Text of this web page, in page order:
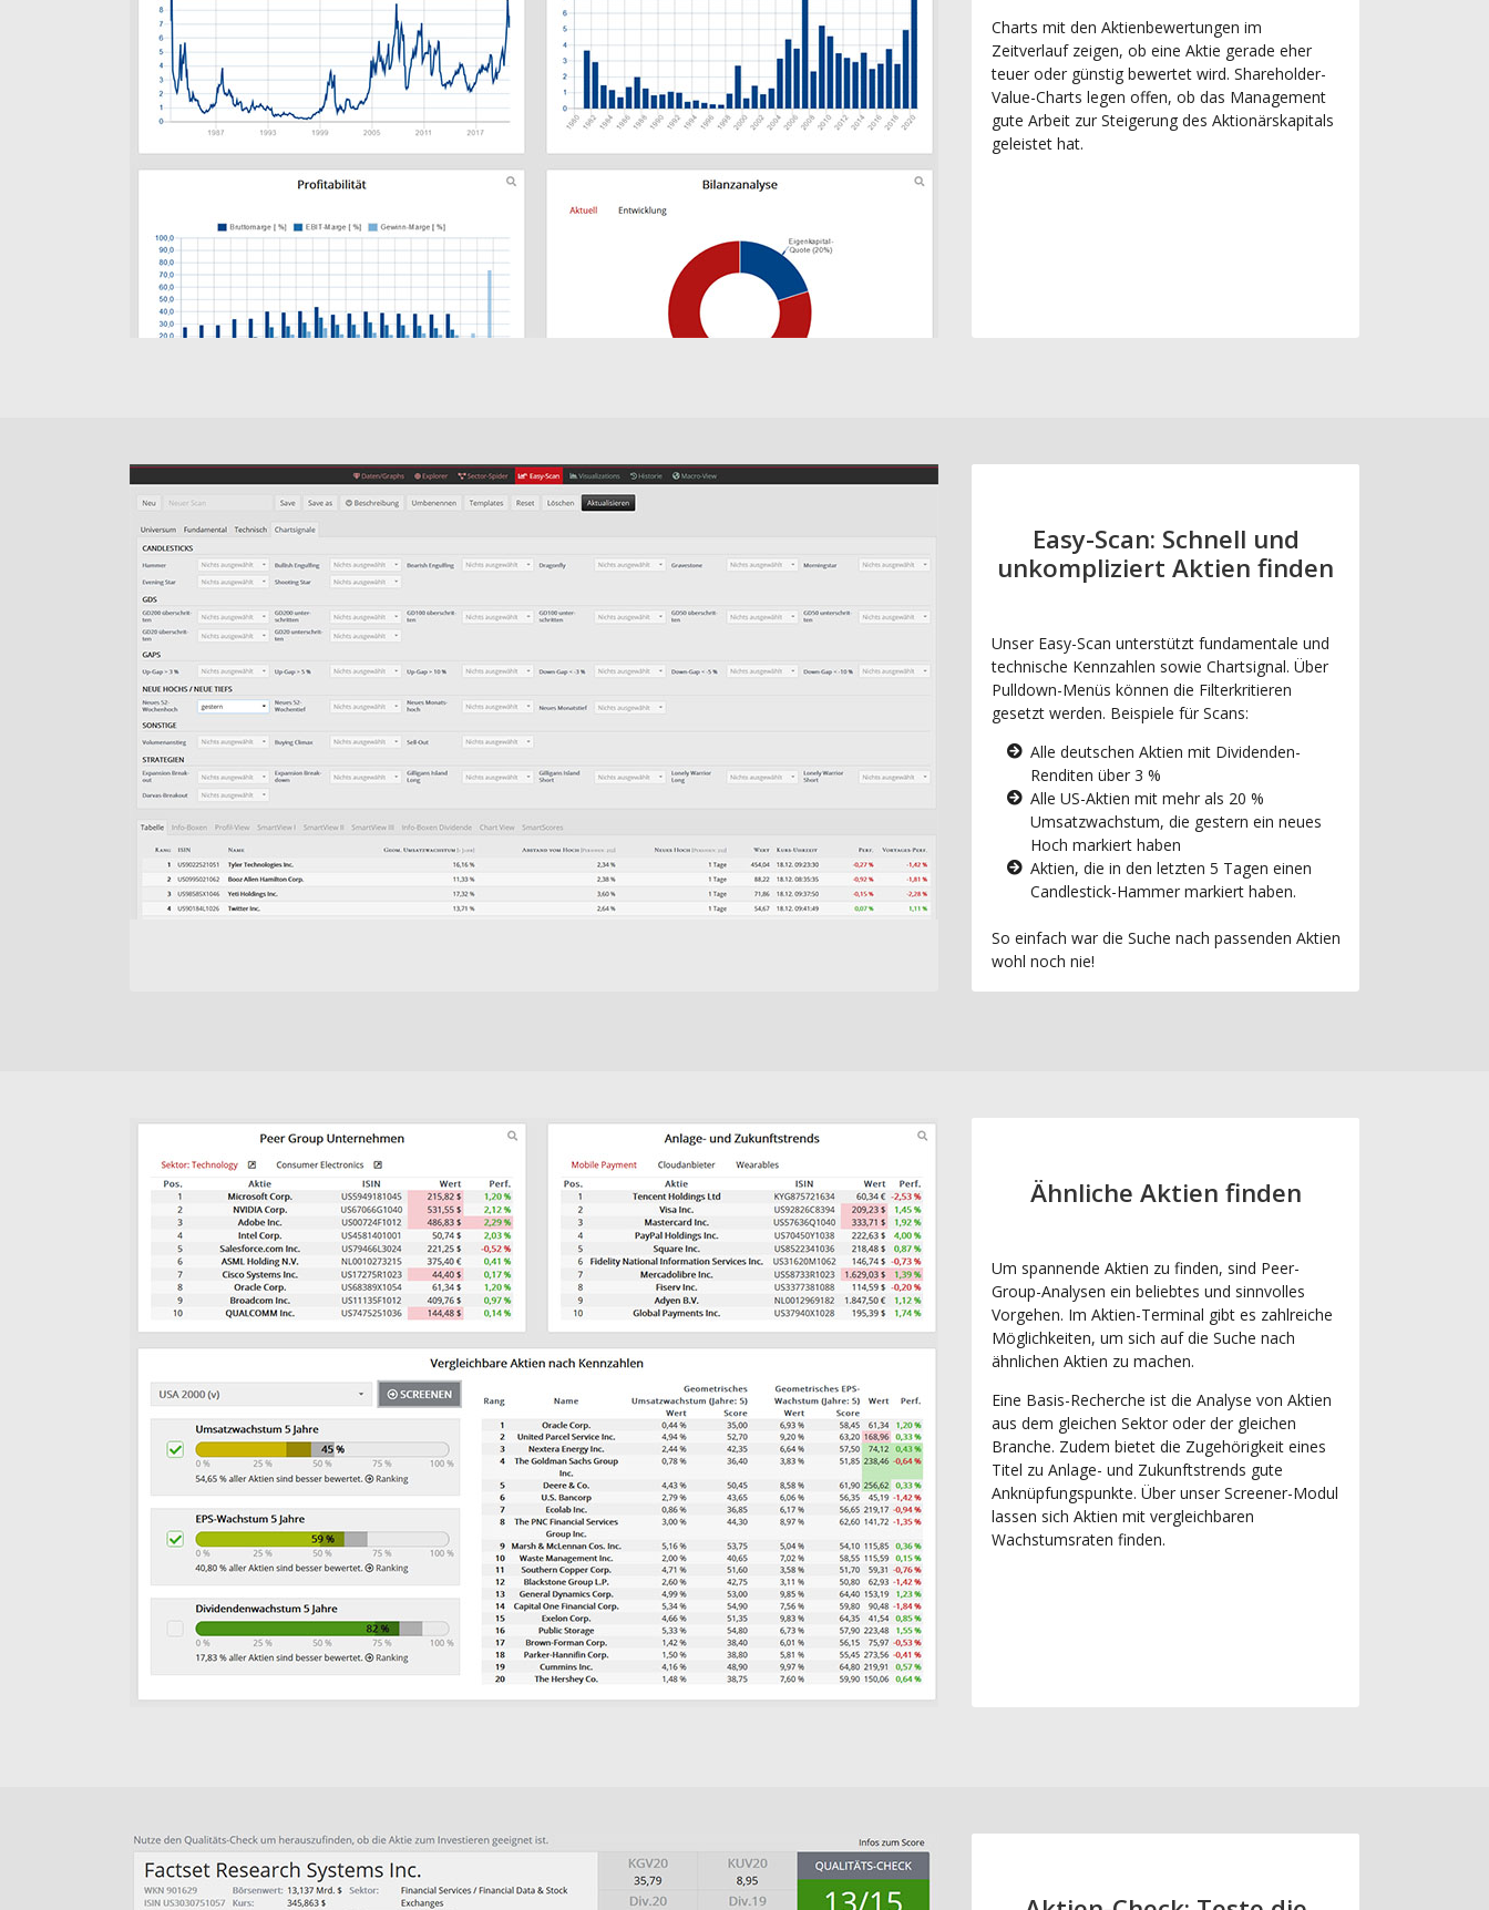
Charts mit den Aktienbewertungen im
Zeitverlauf zeigen, ob eine Aktie gerade eher
teuer oder günstig bewertet wird. Shareholder-
Value-Charts legen offen, ob das Management
gute Arbeit zur Steigerung des Aktionärskapitals
geleistet hat.
Easy-Scan: Schnell und
unkompliziert Aktien finden
Unser Easy-Scan unterstützt fundamentale und
technische Kennzahlen sowie Chartsignal. Über
Pulldown-Menüs können die Filterkritieren
gesetzt werden. Beispiele für Scans:
Alle deutschen Aktien mit Dividenden-
Renditen über 3 %
Alle US-Aktien mit mehr als 20 %
Umsatzwachstum, die gestern ein neues
Hoch markiert haben
Aktien, die in den letzten 5 Tagen einen
Candlestick-Hammer markiert haben.
So einfach war die Suche nach passenden Aktien
wohl noch nie!
Ähnliche Aktien finden
Um spannende Aktien zu finden, sind Peer-
Group-Analysen ein beliebtes und sinnvolles
Vorgehen. Im Aktien-Terminal gibt es zahlreiche
Möglichkeiten, um sich auf die Suche nach
ähnlichen Aktien zu machen.
Eine Basis-Recherche ist die Analyse von Aktien
aus dem gleichen Sektor oder der gleichen
Branche. Zudem bietet die Zugehörigkeit eines
Titel zu Anlage- und Zukunftstrends gute
Anknüpfungspunkte. Über unser Screener-Modul
lassen sich Aktien mit vergleichbaren
Wachstumsraten finden.